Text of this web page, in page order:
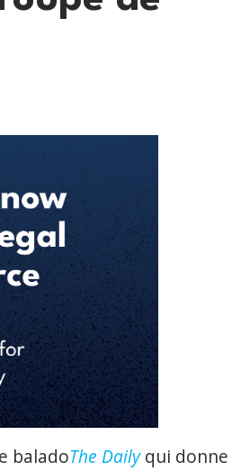
baladoThe Dailyqui donne